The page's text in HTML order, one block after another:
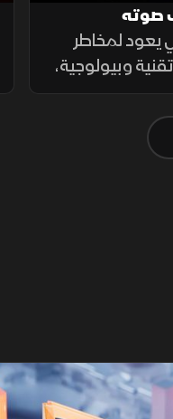
صوته
يعود لمخاطر
وبيولوجية،
التسجيل،
المحيطة
الشرق